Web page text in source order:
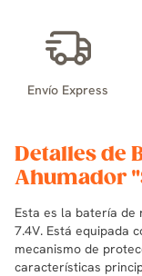
Envío Express
Detalles de
Ahumador
Esta es la batería de
7.4V. Está equipada
mecanismo de
características